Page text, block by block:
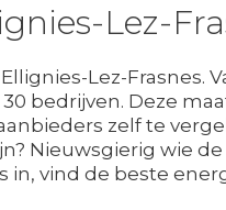
Lez-
Lez-Frasnes.
bedrijven. Deze
zelf te
Nieuwsgierig wie
in, vind de beste